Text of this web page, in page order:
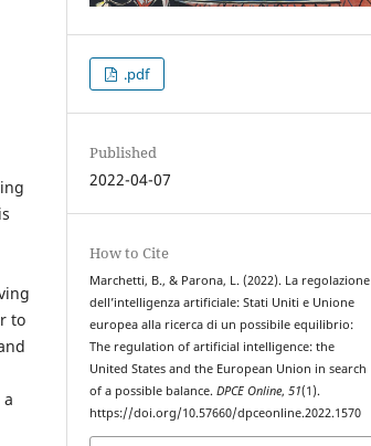
to
.pdf
Published
2022-04-07
How to Cite
Marchetti, B., & Parona, L. (2022). La regolazione
dell’intelligenza artificiale: Stati Uniti e Unione
europea alla ricerca di un possibile equilibrio:
The regulation of artificial intelligence: the
United States and the European Union in search
of a possible balance.DPCE Online,51(1).
https://doi.org/10.57660/dpceonline.2022.1570